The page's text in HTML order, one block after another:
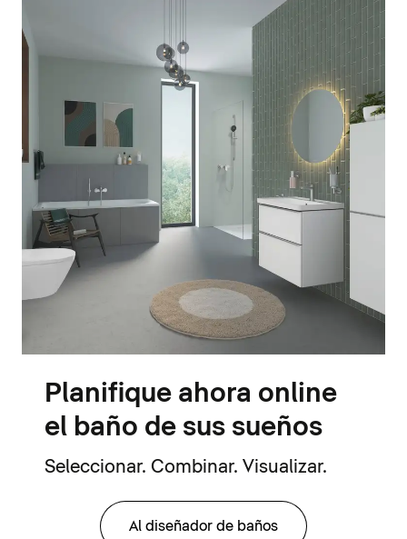
Planifique ahora online
el baño de sus sueños
Seleccionar. Combinar. Visualizar.
Al diseñador de baños